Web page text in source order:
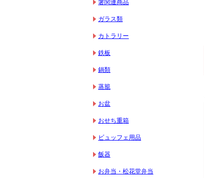
箸関連商品
ガラス類
カトラリー
鉄板
鍋類
蒸籠
お盆
おせち重箱
ビュッフェ用品
飯器
お弁当・松花堂弁当